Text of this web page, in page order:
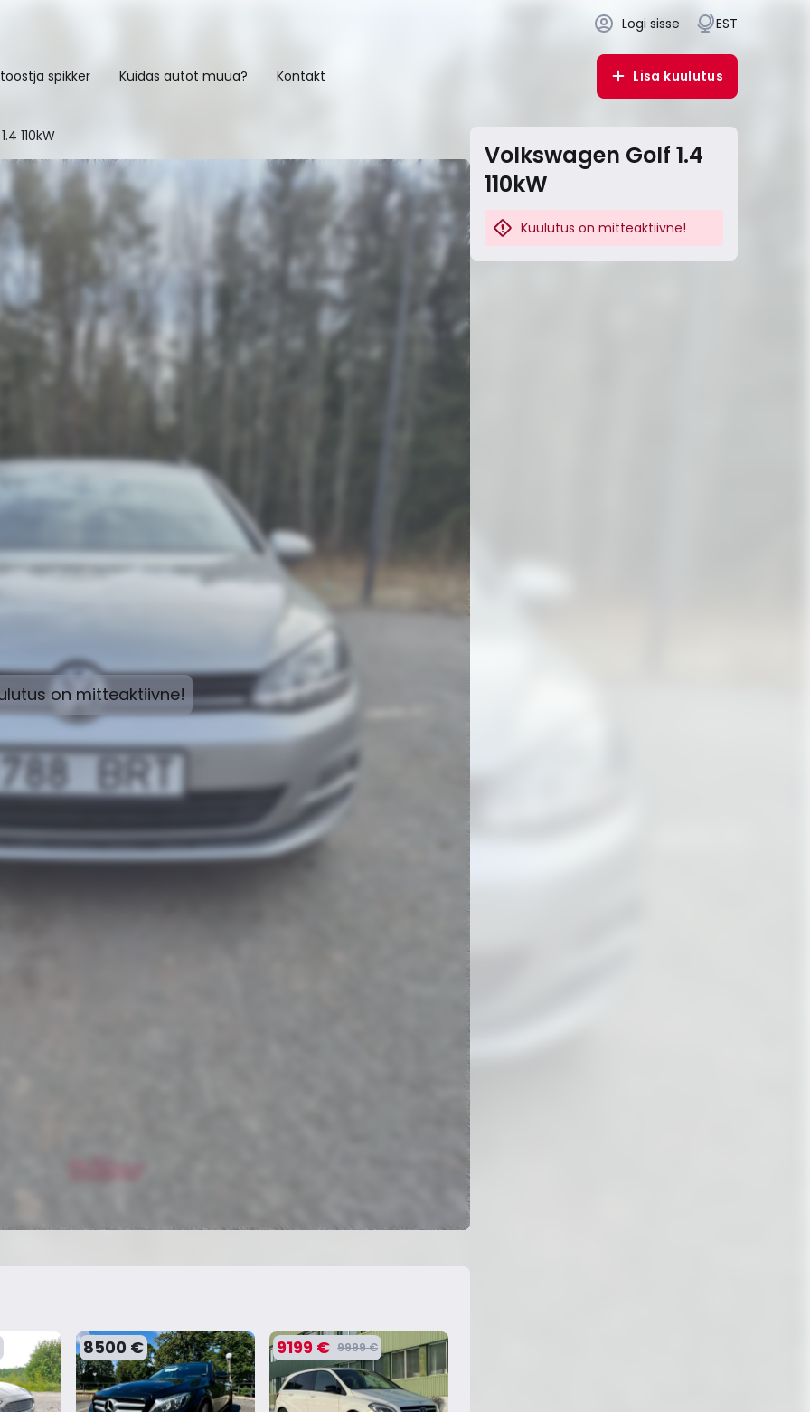
Logi sisse EST
spikker Kuidas autot müüa? Kontakt Lisa kuulutus
110kW
on mitteaktiivne!
8500 € 9199 € 9999 €
Volkswagen Golf 1.4
110kW
Kuulutus on mitteaktiivne!